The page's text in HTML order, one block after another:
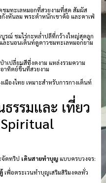
ชมทะเลหมอกที่สวยงามที่สุด สัมผัส
งหันลม พระตำหนักเขาค้อ และคาเฟ่
รณ์ ชมไร่กะหล่ำปลีที่กว้างใหญ่สุดลูก
ละนอนเต็นท์ดูดาวชมทะเลหมอกยาม
เปลี่ยนสีที่งดงาม แหล่งรวมความ
าทิตย์ขึ้นที่สวยงาม
มืองไทย เหมาะสำหรับการกางเต็นท์
รรมและ เที่ยว
จัดทริป เดินสายทำบุญแบบครบวงจร:
เพื่อตระเวนทำบุญเสริมสิริมงคลทั่ว